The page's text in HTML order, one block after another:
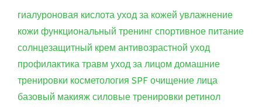
гиалуроновая кислота уход за кожей увлажнение
кожи функциональный тренинг спортивное питание
солнцезащитный крем антивозрастной уход
профилактика травм уход за лицом домашние
тренировки косметология SPF очищение лица
базовый макияж силовые тренировки ретинол